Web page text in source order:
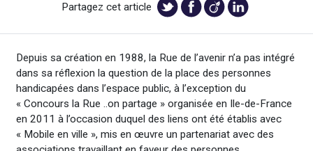
Partagez cet article
Depuis sa création en 1988, la Rue de l’avenir n’a pas intégré
dans sa réflexion la question de la place des personnes
handicapées dans l’espace public, à l’exception du
« Concours la Rue ..on partage » organisée en Ile-de-France
en 2011 à l’occasion duquel des liens ont été établis avec
« Mobile en ville », mis en œuvre un partenariat avec des